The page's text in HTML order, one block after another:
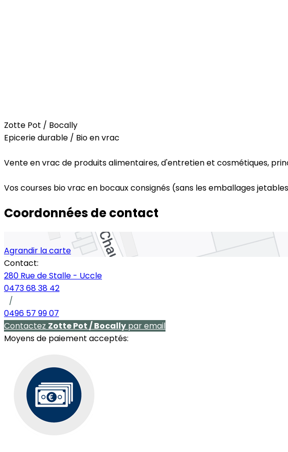
Zotte Pot / Bocally
Epicerie durable / Bio en vrac
Vente en vrac de produits alimentaires, d'entretien et cosmétiques,
Vos courses bio vrac en bocaux consignés (sans les emballages
Coordonnées de contact
Agrandir la carte
Contact:
280 Rue de Stalle - Uccle
0473 68 38 42
/
0496 57 99 07
Contactez Zotte Pot / Bocally par email
Moyens de paiement acceptés: